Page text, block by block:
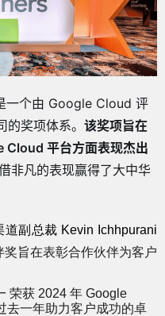
一个由 Google Cloud 评
奖项体系。 该奖项旨在
Cloud 平台方面表现杰出
非凡的表现赢得了大中华
副总裁 Kevin Ichhpurani
旨在表彰合作伙伴为客户
荣获 2024 年 Google
去一年助力客户成功的卓